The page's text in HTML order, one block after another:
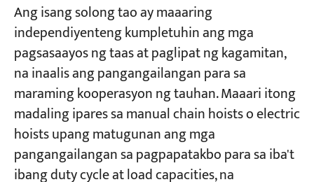
Ang isang solong tao ay maaaring
independiyenteng kumpletuhin ang mga
pagsasaayos ng taas at paglipat ng kagamitan,
na inaalis ang pangangailangan para sa
maraming kooperasyon ng tauhan. Maaari itong
madaling ipares sa manual chain hoists o electric
hoists upang matugunan ang mga
pangangailangan sa pagpapatakbo para sa iba't
ibang duty cycle at load capacities, na